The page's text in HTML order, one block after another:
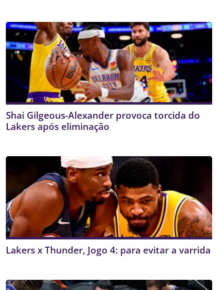
Shai Gilgeous-Alexander provoca torcida do
Lakers após eliminação
Lakers x Thunder, Jogo 4: para evitar a varrida